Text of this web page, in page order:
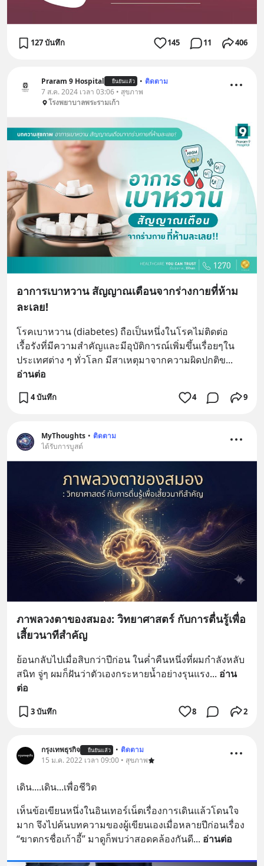
127 บันทึก 145 11 406
Praram 9 Hospital ยืนยันแล้ว • ติดตาม
7 ส.ค. 2024 เวลา 03:06 • สุขภาพ
โรงพยาบาลพระรามเก้า
อาการเบาหวาน สัญญาณเตือนจากร่างกายที่ห้าม
ละเลย!
โรคเบาหวาน (diabetes) ถือเป็นหนึ่งในโรคไม่ติดต่อ
เรื้อรังที่มีความสำคัญและมีอุบัติการณ์เพิ่มขึ้นเรื่อยๆใน
ประเทศต่าง ๆ ทั่วโลก มีสาเหตุมาจากความผิดปกติข
อ่านต่อ
4 บันทึก 4 9
MyThoughts • ติดตาม
ได้รับการบูสต์
ภาพลวงตาของสมอง: วิทยาศาสตร์ กับการตื่นรู้เพื่อ
เสี้ยวนาทีสำคัญ
ย้อนกลับไปเมื่อสิบกว่าปีก่อน ในค่ำคืนหนึ่งที่ผมกำลังหลับ
สนิท จู่ๆ ผมก็ฝันว่าตัวเองกระหายน้ำอย่างรุนแรง... อ่าน
ต่อ
3 บันทึก 8 2
กรุงเทพธุรกิจ ยืนยันแล้ว • ติดตาม
15 ม.ค. 2022 เวลา 09:00 • สุขภาพ
เดิน....เดิน...เพื่อชีวิต
เห็นข้อเขียนหนึ่งในอินเทอร์เน็ตเรื่องการเดินแล้วโดนใจ
มาก จึงไปค้นบทความของผู้เขียนเองเมื่อหลายปีก่อนเรื่อง
“ฆาตกรชื่อเก้าอี้” มาดูก็พบว่าสอดคล้องกันดี... อ่านต่อ